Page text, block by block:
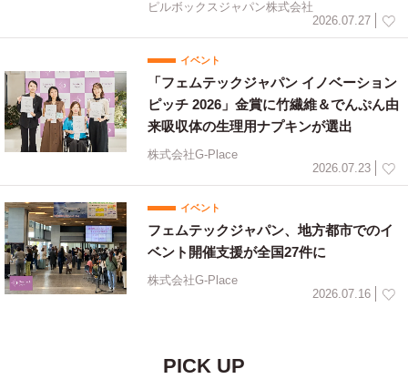
ピルボックスジャパン株式会社
2026.07.27
イベント
「フェムテックジャパン イノベーション
ピッチ 2026」金賞に竹繊維＆でんぷん由
来吸収体の生理用ナプキンが選出
株式会社G-Place
2026.07.23
イベント
フェムテックジャパン、地方都市でのイ
ベント開催支援が全国27件に
株式会社G-Place
2026.07.16
PICK UP